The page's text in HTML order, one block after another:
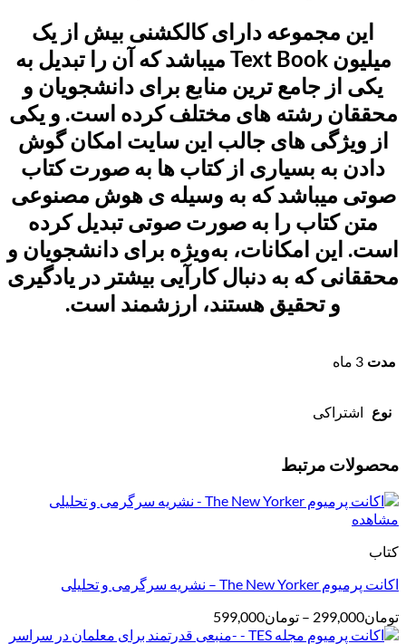
این مجموعه دارای کالکشنی بیش از یک
میلیون Text Book میباشد که آن را تبدیل به
یکی از جامع ترین منابع برای دانشجویان و
محققان رشته های مختلف کرده است. و یکی
از ویژگی های جالب این سایت امکان گوش
دادن به بسیاری از کتاب ها به صورت کتاب
صوتی میباشد که به وسیله ی هوش مصنوعی
متن کتاب را به صورت صوتی تبدیل کرده
است. این امکانات، به‌ویژه برای دانشجویان و
محققانی که به دنبال کارآیی بیشتر در یادگیری
و تحقیق هستند، ارزشمند است.
مدت 3 ماه
نوع اشتراکی
محصولات مرتبط
مشاهده
کتاب
اکانت پرمیوم The New Yorker – نشریه سرگرمی و تحلیلی
تومان299,000
– تومان599,000
قیمت: